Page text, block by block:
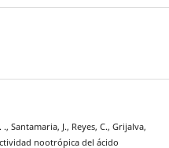
Santamaria, J., Reyes, C., Grijalva,
nootrópica del ácido